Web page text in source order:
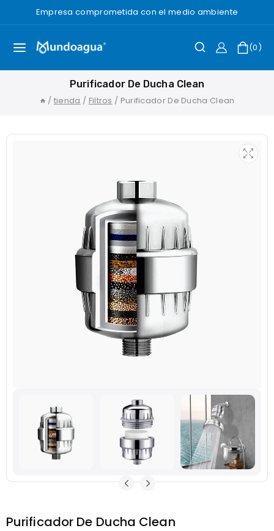
Empresa comprometida con el medio ambiente
0
Purificador De Ducha Clean
/ tienda / Filtros / Purificador De Ducha Clean
Purificador De Ducha Clean